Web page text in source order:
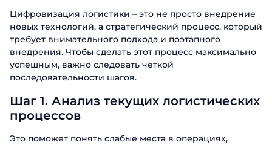
Цифровизация логистики – это не просто внедрение
новых технологий, а стратегический процесс, который
требует внимательного подхода и поэтапного
внедрения. Чтобы сделать этот процесс максимально
успешным, важно следовать чёткой
последовательности шагов.
Шаг 1. Анализ текущих логистических
процессов
Это поможет понять слабые места в операциях,